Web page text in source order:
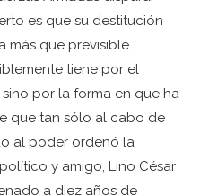
es que su destitución
más que previsible
tiene por el
por la forma en que ha
que tan sólo al cabo de
al poder ordenó la
y amigo, Lino César
a diez años de